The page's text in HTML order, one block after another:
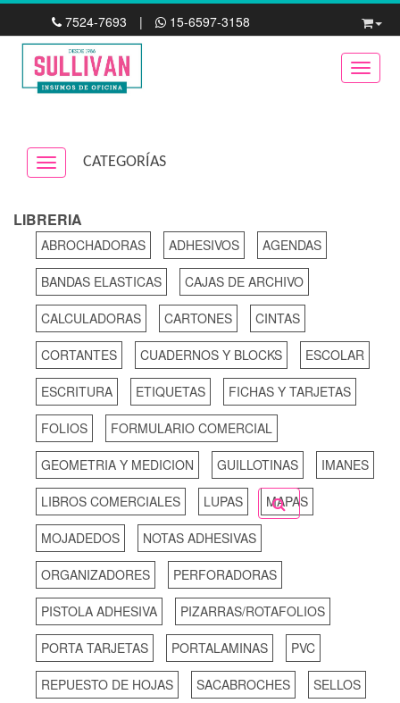
7524-7693 | 15-6597-3158
Navigation ein-/ausblenden
CATEGORÍAS
LIBRERIA
ABROCHADORAS ADHESIVOS AGENDAS
BANDAS ELASTICAS CAJAS DE ARCHIVO
CALCULADORAS CARTONES CINTAS
CORTANTES CUADERNOS Y BLOCKS ESCOLAR
ESCRITURA ETIQUETAS FICHAS Y TARJETAS
FOLIOS FORMULARIO COMERCIAL
GEOMETRIA Y MEDICION GUILLOTINAS IMANES
LIBROS COMERCIALES LUPAS MAPAS
MOJADEDOS NOTAS ADHESIVAS
ORGANIZADORES PERFORADORAS
PISTOLA ADHESIVA PIZARRAS/ROTAFOLIOS
PORTA TARJETAS PORTALAMINAS PVC
REPUESTO DE HOJAS SACABROCHES SELLOS